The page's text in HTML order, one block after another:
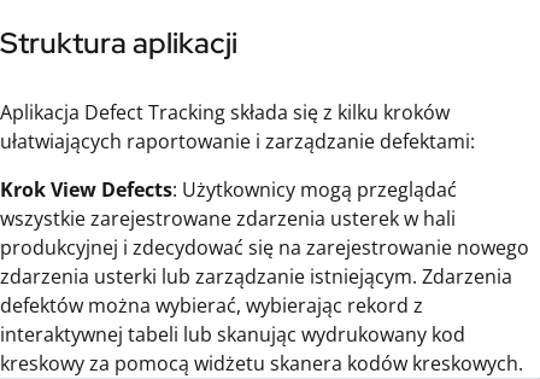
Struktura aplikacji
Aplikacja Defect Tracking składa się z kilku kroków
ułatwiających raportowanie i zarządzanie defektami:
Krok View Defects: Użytkownicy mogą przeglądać
wszystkie zarejestrowane zdarzenia usterek w hali
produkcyjnej i zdecydować się na zarejestrowanie nowego
zdarzenia usterki lub zarządzanie istniejącym. Zdarzenia
defektów można wybierać, wybierając rekord z
interaktywnej tabeli lub skanując wydrukowany kod
kreskowy za pomocą widżetu skanera kodów kreskowych.